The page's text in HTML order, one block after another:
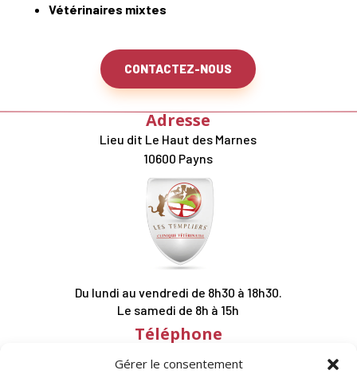
Gérer le consentement
Vétérinaires mixtes
CONTACTEZ-NOUS
Adresse
Lieu dit Le Haut des Marnes
10600 Payns
Du lundi au vendredi de 8h30 à 18h30.
Le samedi de 8h à 15h
Téléphone